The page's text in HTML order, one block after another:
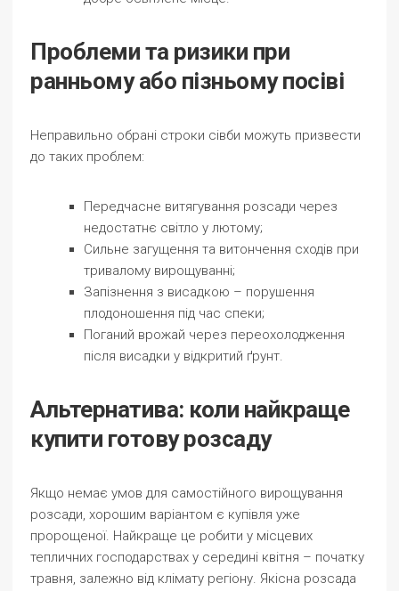
Проблеми та ризики при
ранньому або пізньому посіві
Неправильно обрані строки сівби можуть призвести
до таких проблем:
Передчасне витягування розсади через
недостатнє світло у лютому;
Сильне загущення та витончення сходів при
тривалому вирощуванні;
Запізнення з висадкою – порушення
плодоношення під час спеки;
Поганий врожай через переохолодження
після висадки у відкритий ґрунт.
Альтернатива: коли найкраще
купити готову розсаду
Якщо немає умов для самостійного вирощування
розсади, хорошим варіантом є купівля уже
пророщеної. Найкраще це робити у місцевих
тепличних господарствах у середині квітня – початку
травня, залежно від клімату регіону. Якісна розсада